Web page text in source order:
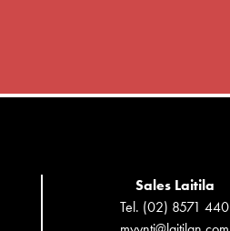
Sales Laitila
Tel. (02) 8571 440